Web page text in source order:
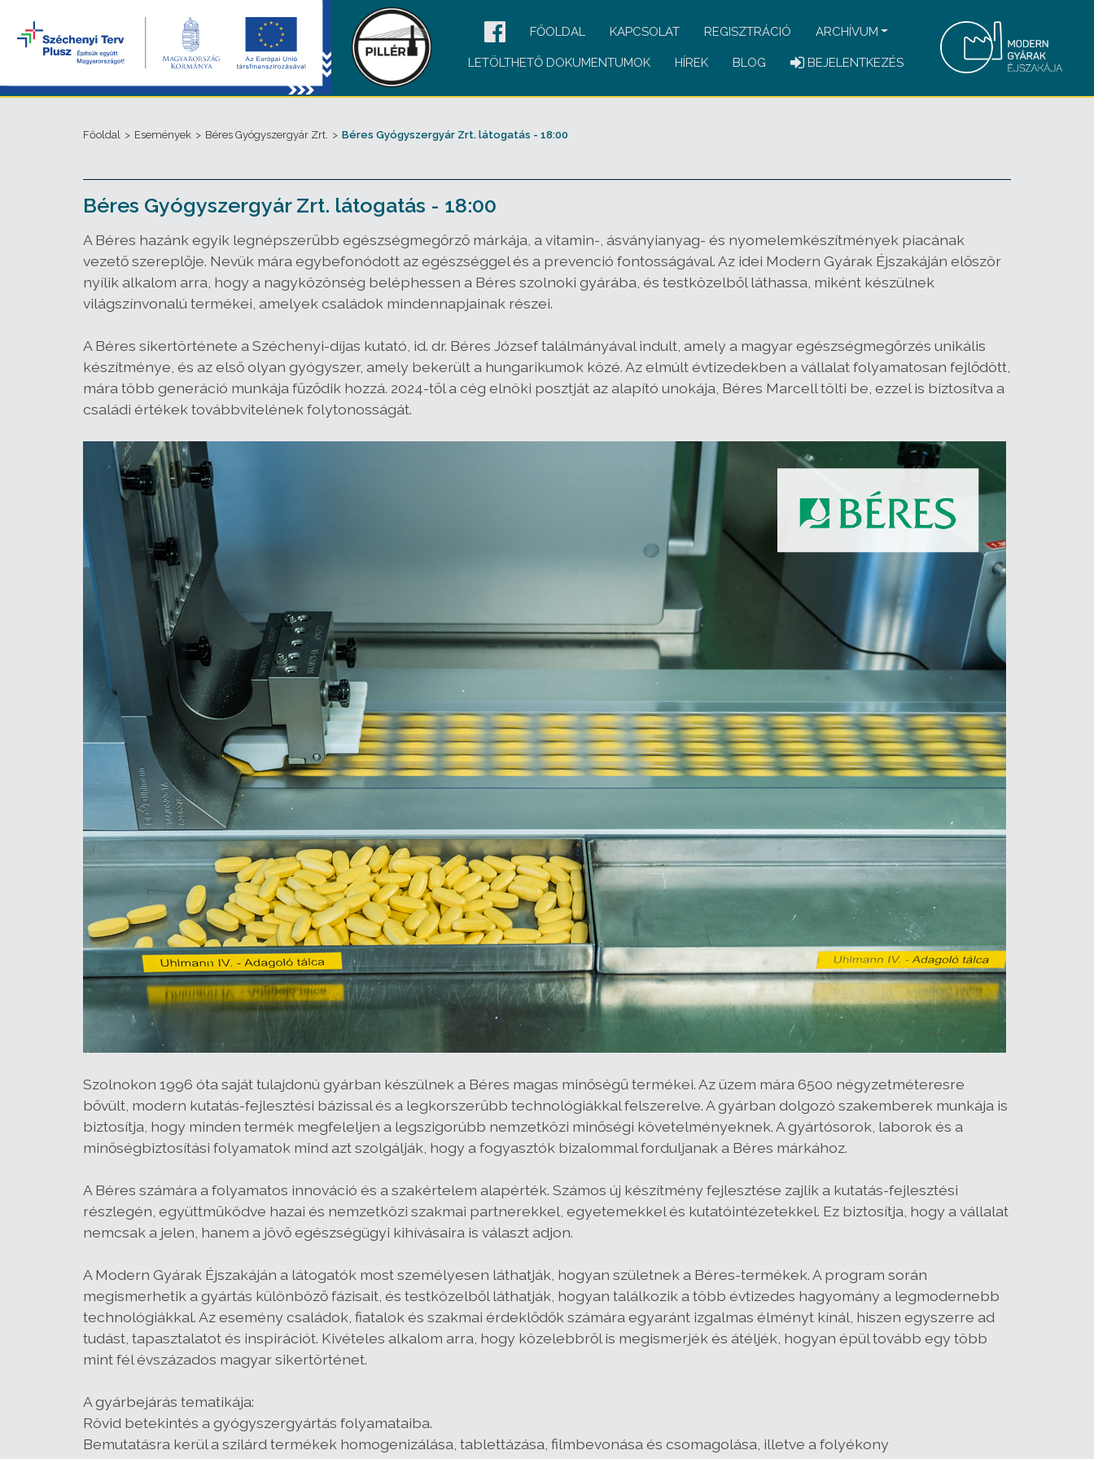
FŐOLDAL KAPCSOLAT REGISZTRÁCIÓ ARCHÍVUM
LETÖLTHETŐ DOKUMENTUMOK HÍREK BLOG BEJELENTKEZÉS
Főoldal > Események > Béres Gyógyszergyár Zrt. > Béres Gyógyszergyár Zrt. látogatás - 18:00
Béres Gyógyszergyár Zrt. látogatás - 18:00
A Béres hazánk egyik legnépszerűbb egészségmegőrző márkája, a vitamin-, ásványianyag- és nyomelemkészítmények piacának
vezető szereplője. Nevük mára egybefonódott az egészséggel és a prevenció fontosságával. Az idei Modern Gyárak Éjszakáján először
nyílik alkalom arra, hogy a nagyközönség beléphessen a Béres szolnoki gyárába, és testközelből láthassa, miként készülnek
világszínvonalú termékei, amelyek családok mindennapjainak részei.
A Béres sikertörténete a Széchenyi-díjas kutató, id. dr. Béres József találmányával indult, amely a magyar egészségmegőrzés unikális
készítménye, és az első olyan gyógyszer, amely bekerült a hungarikumok közé. Az elmúlt évtizedekben a vállalat folyamatosan fejlődött,
mára több generáció munkája fűződik hozzá. 2024-től a cég elnöki posztját az alapító unokája, Béres Marcell tölti be, ezzel is biztosítva a
családi értékek továbbvitelének folytonosságát.
Szolnokon 1996 óta saját tulajdonú gyárban készülnek a Béres magas minőségű termékei. Az üzem mára 6500 négyzetméteresre
bővült, modern kutatás-fejlesztési bázissal és a legkorszerűbb technológiákkal felszerelve. A gyárban dolgozó szakemberek munkája is
biztosítja, hogy minden termék megfeleljen a legszigorúbb nemzetközi minőségi követelményeknek. A gyártósorok, laborok és a
minőségbiztosítási folyamatok mind azt szolgálják, hogy a fogyasztók bizalommal forduljanak a Béres márkához.
A Béres számára a folyamatos innováció és a szakértelem alapérték. Számos új készítmény fejlesztése zajlik a kutatás-fejlesztési
részlegén, együttműködve hazai és nemzetközi szakmai partnerekkel, egyetemekkel és kutatóintézetekkel. Ez biztosítja, hogy a vállalat
nemcsak a jelen, hanem a jövő egészségügyi kihívásaira is választ adjon.
A Modern Gyárak Éjszakáján a látogatók most személyesen láthatják, hogyan születnek a Béres-termékek. A program során
megismerhetik a gyártás különböző fázisait, és testközelből láthatják, hogyan találkozik a több évtizedes hagyomány a legmodernebb
technológiákkal. Az esemény családok, fiatalok és szakmai érdeklődők számára egyaránt izgalmas élményt kínál, hiszen egyszerre ad
tudást, tapasztalatot és inspirációt. Kivételes alkalom arra, hogy közelebbről is megismerjék és átéljék, hogyan épül tovább egy több
mint fél évszázados magyar sikertörténet.
A gyárbejárás tematikája:
Rövid betekintés a gyógyszergyártás folyamataiba.
Bemutatásra kerül a szilárd termékek homogenizálása, tablettázása, filmbevonása és csomagolása, illetve a folyékony